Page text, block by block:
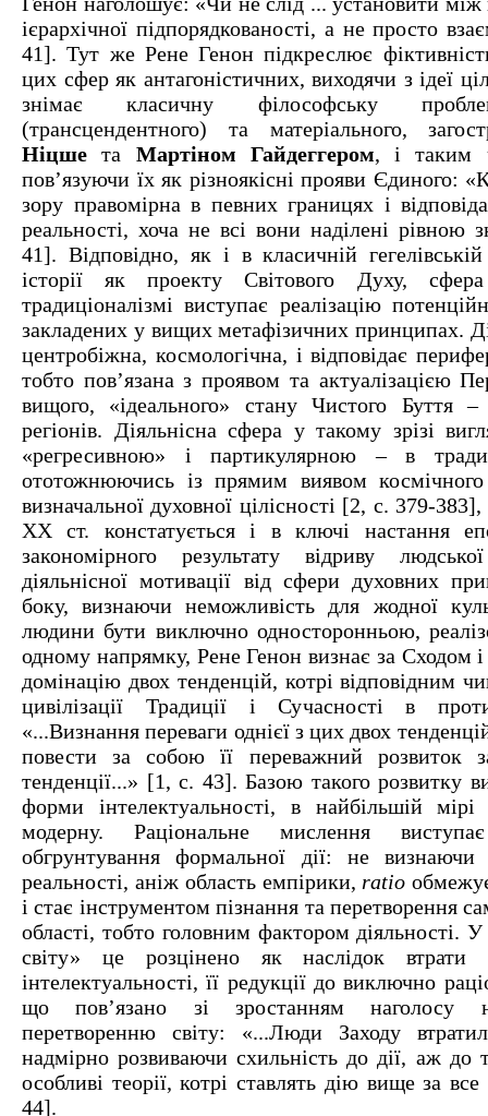
ієрархічної підпорядкованості, а не просто
41]. Тут же Рене Генон підкреслює
цих сфер як антагоністичних, виходячи з ідеї
знімає класичну філософську
(трансцендентного) та матеріального,
Ніцше та Мартіном Гайдеггером, і таким
пов’язуючи їх як різноякісні прояви Єдиного:
зору правомірна в певних границях і
реальності, хоча не всі вони наділені рівною
41]. Відповідно, як і в класичній гегелівській
історії як проекту Світового Духу,
традиціоналізмі виступає реалізацію
закладених у вищих метафізичних принципах.
центробіжна, космологічна, і відповідає
тобто пов’язана з проявом та актуалізацією
вищого, «ідеального» стану Чистого Буття
регіонів. Діяльнісна сфера у такому зрізі
«регресивною» і партикулярною – в
ототожнюючись із прямим виявом
визначальної духовної цілісності [2, с. 379-
XX ст. констатується і в ключі настання
закономірного результату відриву
діяльнісної мотивації від сфери духовних
боку, визнаючи неможливість для жодної
людини бути виключно односторонньою,
одному напрямку, Рене Генон визнає за Сходом і
домінацію двох тенденцій, котрі відповідним
цивілізації Традиції і Сучасності в
«...Визнання переваги однієї з цих двох
повести за собою її переважний розвиток
тенденції...» [1, с. 43]. Базою такого розвитку
форми інтелектуальності, в найбільшій мірі
модерну. Раціональне мислення
обгрунтування формальної дії: не
реальності, аніж область емпірики, ratio
і стає інструментом пізнання та перетворення
області, тобто головним фактором діяльності.
світу» це розцінено як наслідок втрати
інтелектуальності, її редукції до виключно
що пов’язано зі зростанням наголосу
перетворенню світу: «...Люди Заходу
надмірно розвиваючи схильність до дії, аж до
особливі теорії, котрі ставлять дію вище за
44].